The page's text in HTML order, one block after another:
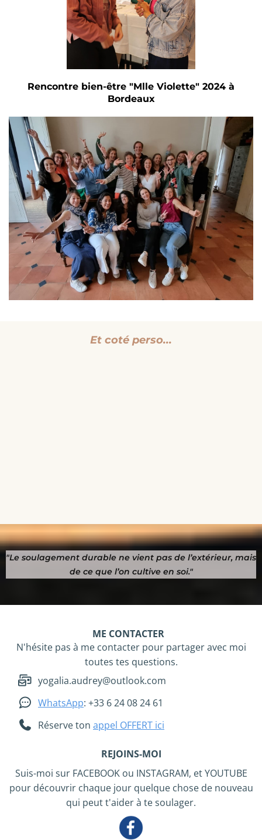
Rencontre bien-être "Mlle Violette" 2024 à
Bordeaux
Et coté perso...
"Le soulagement durable ne vient pas de l’extérieur, mais
de ce que l’on cultive en soi."
ME CONTACTER
N'hésite pas à me contacter pour partager avec moi
toutes tes questions.
yogalia.audrey@outlook.com
WhatsApp: +33 6 24 08 24 61
Réserve ton appel OFFERT ici
REJOINS-MOI
Suis-moi sur FACEBOOK ou INSTAGRAM, et YOUTUBE
pour découvrir chaque jour quelque chose de nouveau
qui peut t'aider à te soulager.